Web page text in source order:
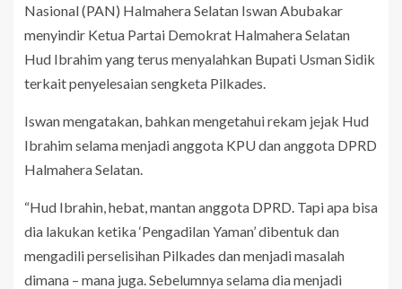
Nasional (PAN) Halmahera Selatan Iswan Abubakar
menyindir Ketua Partai Demokrat Halmahera Selatan
Hud Ibrahim yang terus menyalahkan Bupati Usman Sidik
terkait penyelesaian sengketa Pilkades.
Iswan mengatakan, bahkan mengetahui rekam jejak Hud
Ibrahim selama menjadi anggota KPU dan anggota DPRD
Halmahera Selatan.
“Hud Ibrahin, hebat, mantan anggota DPRD. Tapi apa bisa
dia lakukan ketika ‘Pengadilan Yaman’ dibentuk dan
mengadili perselisihan Pilkades dan menjadi masalah
dimana – mana juga. Sebelumnya selama dia menjadi